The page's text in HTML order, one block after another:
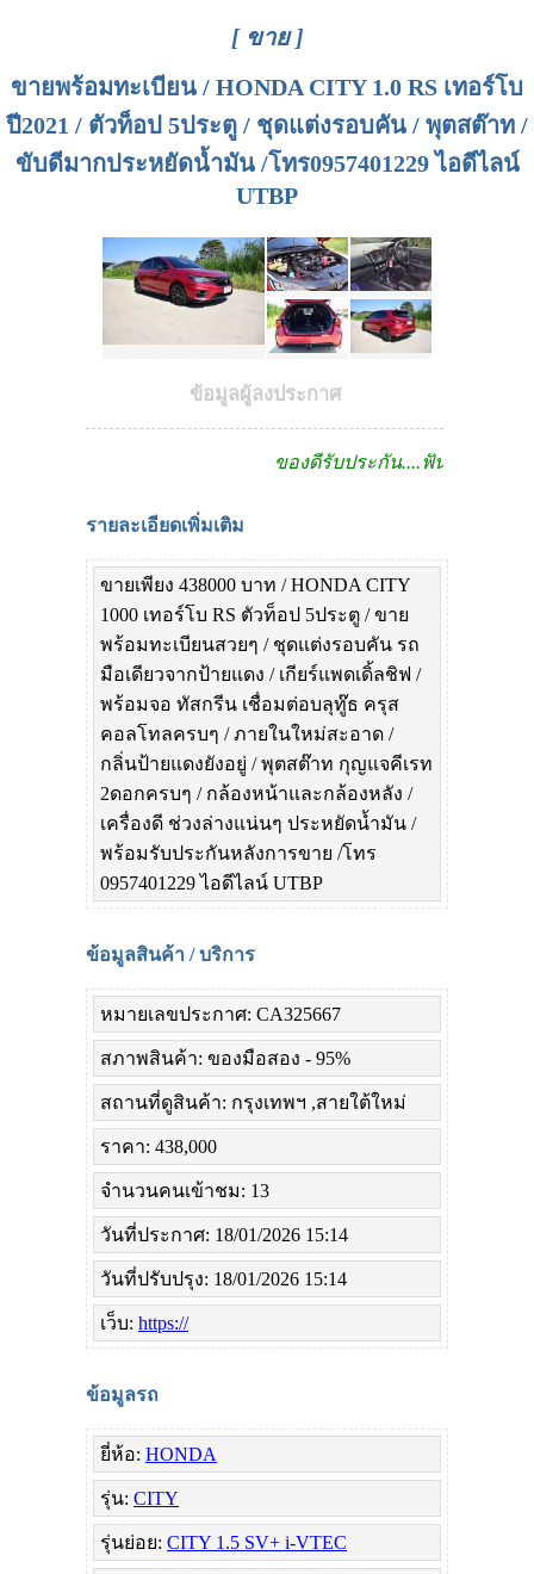
[ ขาย ]
ขายพร้อมทะเบียน / HONDA CITY 1.0 RS เทอร์โบ
ปี2021 / ตัวท็อป 5ประตู / ชุดแต่งรอบคัน / พุตสต๊าท /
ขับดีมากประหยัดน้ำมัน /โทร0957401229 ไอดีไลน์
UTBP
ข้อมูลผู้ลงประกาศ
ของดีรับประกัน....ฟันธง!!
รายละเอียดเพิ่มเติม
ขายเพียง 438000 บาท / HONDA CITY
1000 เทอร์โบ RS ตัวท็อป 5ประตู / ขาย
พร้อมทะเบียนสวยๆ / ชุดแต่งรอบคัน รถ
มือเดียวจากป้ายแดง / เกียร์แพดเดิ้ลชิฟ /
พร้อมจอ ทัสกรีน เชื่อมต่อบลุทู๊ธ ครุส
คอลโทลครบๆ / ภายในใหม่สะอาด /
กลิ่นป้ายแดงยังอยู่ / พุตสต๊าท กุญแจคีเรท
2ดอกครบๆ / กล้องหน้าและกล้องหลัง /
เครื่องดี ช่วงล่างแน่นๆ ประหยัดน้ำมัน /
พร้อมรับประกันหลังการขาย /โทร
0957401229 ไอดีไลน์ UTBP
ข้อมูลสินค้า / บริการ
หมายเลขประกาศ: CA325667
สภาพสินค้า: ของมือสอง - 95%
สถานที่ดูสินค้า: กรุงเทพฯ ,สายใต้ใหม่
ราคา: 438,000
จำนวนคนเข้าชม: 13
วันที่ประกาศ: 18/01/2026 15:14
วันที่ปรับปรุง: 18/01/2026 15:14
เว็บ: https://
ข้อมูลรถ
ยี่ห้อ: HONDA
รุ่น: CITY
รุ่นย่อย: CITY 1.5 SV+ i-VTEC